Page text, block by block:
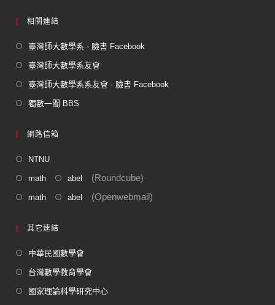
相關連結
臺灣師大數學系 - 臉書 Facebook
臺灣師大數學系友會
臺灣師大數學系系友會 - 臉書 Facebook
獨數一閣 BBS
網路信箱
NTNU
math abel (Roundcube)
math abel (Openwebmail)
其它連結
中華民國數學會
台灣數學教育學會
國家理論科學研究中心